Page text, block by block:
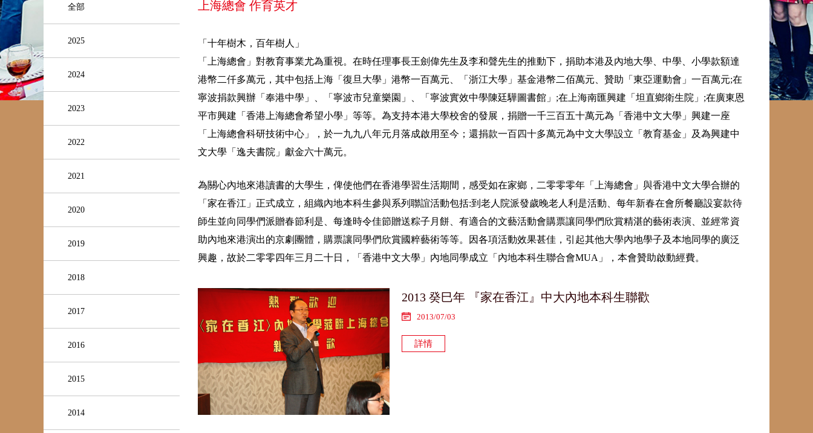
全部
2025
2024
2023
2022
2021
2020
2019
2018
2017
2016
2015
2014
上海總會 作育英才
「十年樹木，百年樹人」
「上海總會」對教育事業尤為重視。在時任理事長王劍偉先生及李和聲先生的推動下，捐助本港及內地大學、中學、小學款額達
港幣二仟多萬元，其中包括上海「復旦大學」港幣一百萬元、「浙江大學」基金港幣二佰萬元、贊助「東亞運動會」一百萬元;在
寧波捐款興辦「奉港中學」、「寧波市兒童樂園」、「寧波實效中學陳廷驊圖書館」;在上海南匯興建「坦直鄉衛生院」;在廣東恩
平市興建「香港上海總會希望小學」等等。為支持本港大學校舍的發展，捐贈一千三百五十萬元為「香港中文大學」興建一座
「上海總會科研技術中心」，於一九九八年元月落成啟用至今；還捐款一百四十多萬元為中文大學設立「教育基金」及為興建中
文大學「逸夫書院」獻金六十萬元。
為關心內地來港讀書的大學生，俾使他們在香港學習生活期間，感受如在家鄉，二零零零年「上海總會」與香港中文大學合辦的
「家在香江」正式成立，組織內地本科生參與系列聯誼活動包括:到老人院派發歲晚老人利是活動、每年新春在會所餐廳設宴款待
師生並向同學們派贈春節利是、每逢時令佳節贈送粽子月餅、有適合的文藝活動會購票讓同學們欣賞精湛的藝術表演、並經常資
助內地來港演出的京劇團體，購票讓同學們欣賞國粹藝術等等。因各項活動效果甚佳，引起其他大學內地學子及本地同學的廣泛
興趣，故於二零零四年三月二十日，「香港中文大學」內地同學成立「內地本科生聯合會MUA」，本會贊助啟動經費。
2013 癸巳年 『家在香江』中大內地本科生聯歡
2013/07/03
詳情